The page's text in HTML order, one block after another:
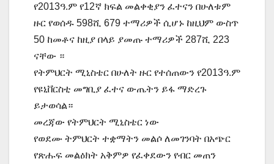
የ2013ዓ.ም የ12ኛ ክፍል መልቀቂያን ፈተናን በሁለቱም
ዙር የወሰዱ 598ሺ 679 ተማሪዎች ሲሆኑ ከዚህም ውስጥ
50 ከመቶና ከዚያ በላይ ያመጡ ተማሪዎች 287ሺ 223
ናቸው ።
የትምህርት ሚኒስቴር በሁለት ዙር የተሰጠውን የ2013ዓ.ም
የዩኒቨርስቲ መግቢያ ፈተና ውጤትን ይፋ ማድረጉ
ይታወሳል።
መረጃው የትምህርት ሚኒስቴር ነው
የወደሙ ትምህርት ተቋማትን መልሶ ለመገንባት በአጭር
የጽሑፍ መልዕክት አቅምዎ የፈቀደውን የብር መጠን